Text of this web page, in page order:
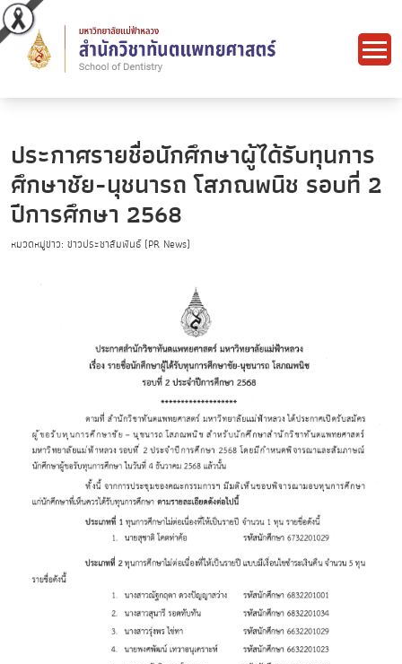
ประกาศรายชื่อนักศึกษาผู้ได้รับทุนการ
ศึกษาชัย-นุชนารถ โสภณพนิช รอบที่ 2
ปีการศึกษา 2568
หมวดหมู่ข่าว: ข่าวประชาสัมพันธ์ (PR News)